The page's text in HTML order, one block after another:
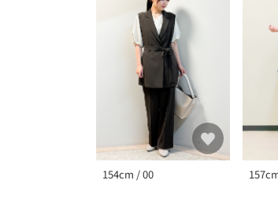
154cm / 00